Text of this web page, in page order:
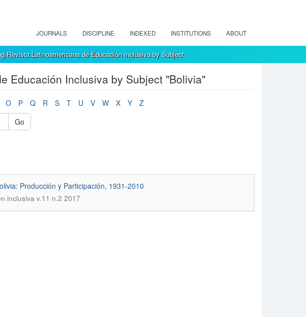
JOURNALS DISCIPLINE INDEXED INSTITUTIONS ABOUT
Revista Latinoamericana de Educación Inclusiva by Subject
Educación Inclusiva by Subject "Bolivia"
O P Q R S T U V W X Y
Z
Go
Producción y Participación, 1931-2010
inclusiva v.11 n.2 2017